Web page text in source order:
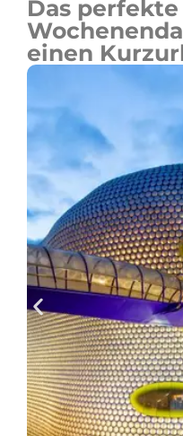
Das
einen